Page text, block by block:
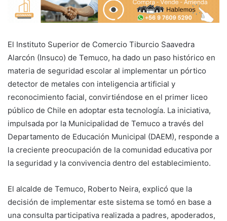
El Instituto Superior de Comercio Tiburcio Saavedra
Alarcón (Insuco) de Temuco, ha dado un paso histórico en
materia de seguridad escolar al implementar un pórtico
detector de metales con inteligencia artificial y
reconocimiento facial, convirtiéndose en el primer liceo
público de Chile en adoptar esta tecnología. La iniciativa,
impulsada por la Municipalidad de Temuco a través del
Departamento de Educación Municipal (DAEM), responde a
la creciente preocupación de la comunidad educativa por
la seguridad y la convivencia dentro del establecimiento.
El alcalde de Temuco, Roberto Neira, explicó que la
decisión de implementar este sistema se tomó en base a
una consulta participativa realizada a padres, apoderados,